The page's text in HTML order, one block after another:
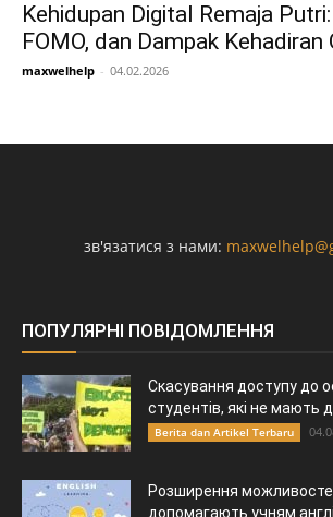
Kehidupan Digital Remaja
FOMO, dan Dampak Kehadiran
maxwelhelp - 04.02.2026
зв'язатися з нами:
ПОПУЛЯРНІ ПОВІДОМЛЕННЯ
Скасування доступу до
студентів, які не мають
Berita dan Artikel Terbaru
Розширення
допомагають учням